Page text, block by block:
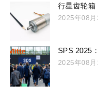
行星齿轮箱
2025年08月
SPS 2025
2025年08月